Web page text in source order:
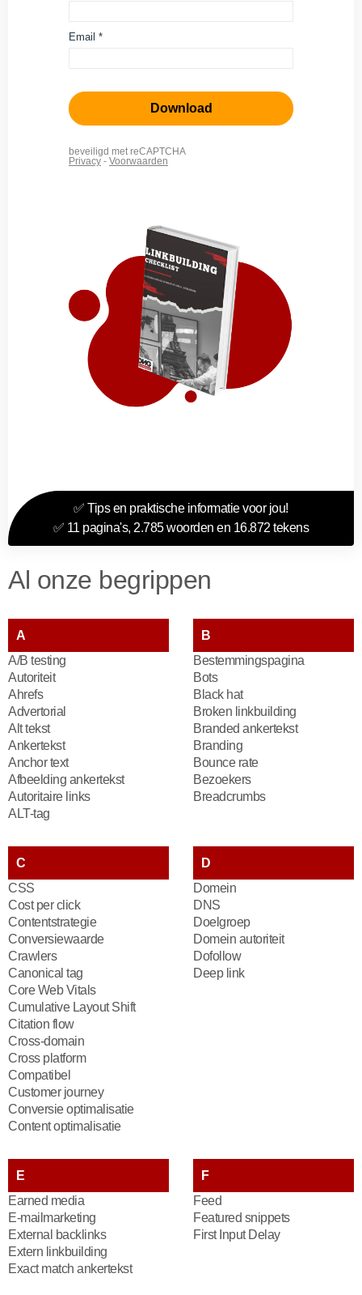
✅ Tips en praktische informatie voor jou!
✅ 11 pagina's, 2.785 woorden en 16.872 tekens
Al onze begrippen
A
A/B testing
Autoriteit
Ahrefs
Advertorial
Alt tekst
Ankertekst
Anchor text
Afbeelding ankertekst
Autoritaire links
ALT-tag
B
Bestemmingspagina
Bots
Black hat
Broken linkbuilding
Branded ankertekst
Branding
Bounce rate
Bezoekers
Breadcrumbs
C
CSS
Cost per click
Contentstrategie
Conversiewaarde
Crawlers
Canonical tag
Core Web Vitals
Cumulative Layout Shift
Citation flow
Cross-domain
Cross platform
Compatibel
Customer journey
Conversie optimalisatie
Content optimalisatie
D
Domein
DNS
Doelgroep
Domein autoriteit
Dofollow
Deep link
E
Earned media
E-mailmarketing
External backlinks
Extern linkbuilding
Exact match ankertekst
F
Feed
Featured snippets
First Input Delay